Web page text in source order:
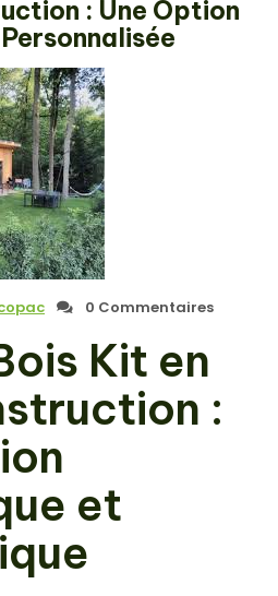
: Une Option
0 Commentaires
Kit en
:
et